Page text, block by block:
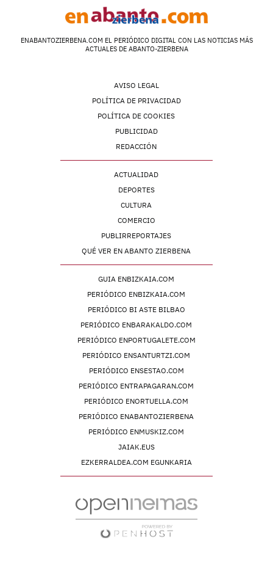
ENABANTOZIERBENA.COM EL PERIÓDICO DIGITAL CON LAS NOTICIAS MÁS
ACTUALES DE ABANTO-ZIERBENA
AVISO LEGAL
POLÍTICA DE PRIVACIDAD
POLÍTICA DE COOKIES
PUBLICIDAD
REDACCIÓN
ACTUALIDAD
DEPORTES
CULTURA
COMERCIO
PUBLIRREPORTAJES
QUÉ VER EN ABANTO ZIERBENA
GUIA ENBIZKAIA.COM
PERIÓDICO ENBIZKAIA.COM
PERIÓDICO BI ASTE BILBAO
PERIÓDICO ENBARAKALDO.COM
PERIÓDICO ENPORTUGALETE.COM
PERIÓDICO ENSANTURTZI.COM
PERIÓDICO ENSESTAO.COM
PERIÓDICO ENTRAPAGARAN.COM
PERIÓDICO ENORTUELLA.COM
PERIÓDICO ENABANTOZIERBENA
PERIÓDICO ENMUSKIZ.COM
JAIAK.EUS
EZKERRALDEA.COM EGUNKARIA